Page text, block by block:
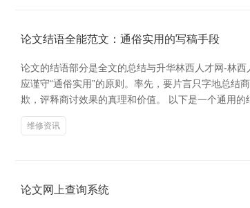
论文结语全能范文：通俗实用的写稿手段
论文的结语部分是全文的总结与升华林西人才网-林
应谨守“通俗实用”的原则。率先，要片言只字地总
欺，评释商讨效果的真理和价值。 以下是一个通用
维修资讯
论文网上查询系统